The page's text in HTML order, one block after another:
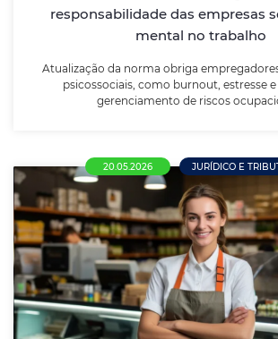
responsabilidade das empresas
mental no trabalho
Atualização da norma obriga
psicossociais, como burnout, estresse e
gerenciamento de riscos
20.05.2026 JURÍDICO E
Comércio em Nova Mutum terá
salarial de R$ 1.715 a partir
2026